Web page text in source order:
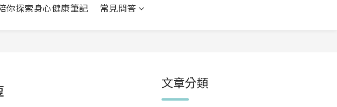
你探索身心健康筆記 常見問答
文章分類